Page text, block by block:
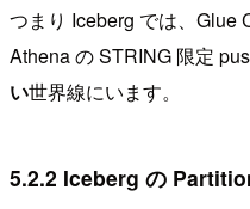
つまり Iceberg では、Glue
Athena の STRING 限定
い世界線にいます。
5.2.2 Iceberg の